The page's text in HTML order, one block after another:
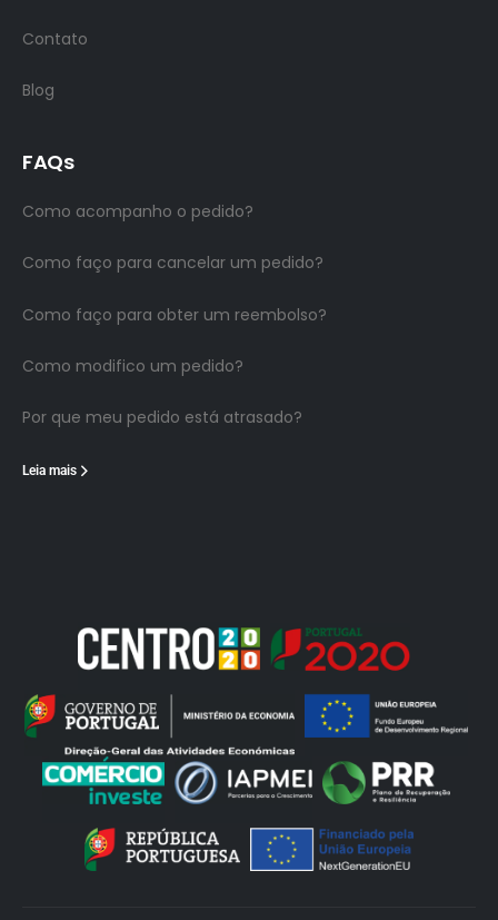
Contato
Blog
FAQs
Como acompanho o pedido?
Como faço para cancelar um pedido?
Como faço para obter um reembolso?
Como modifico um pedido?
Por que meu pedido está atrasado?
Leia mais